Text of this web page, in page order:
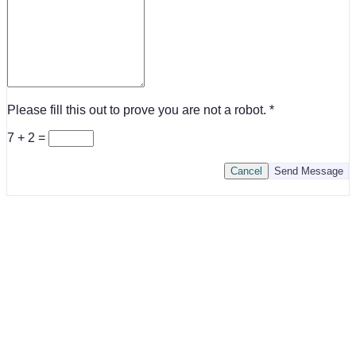
Please fill this out to prove you are not a robot.
7 + 2 =
Send Message
Cancel